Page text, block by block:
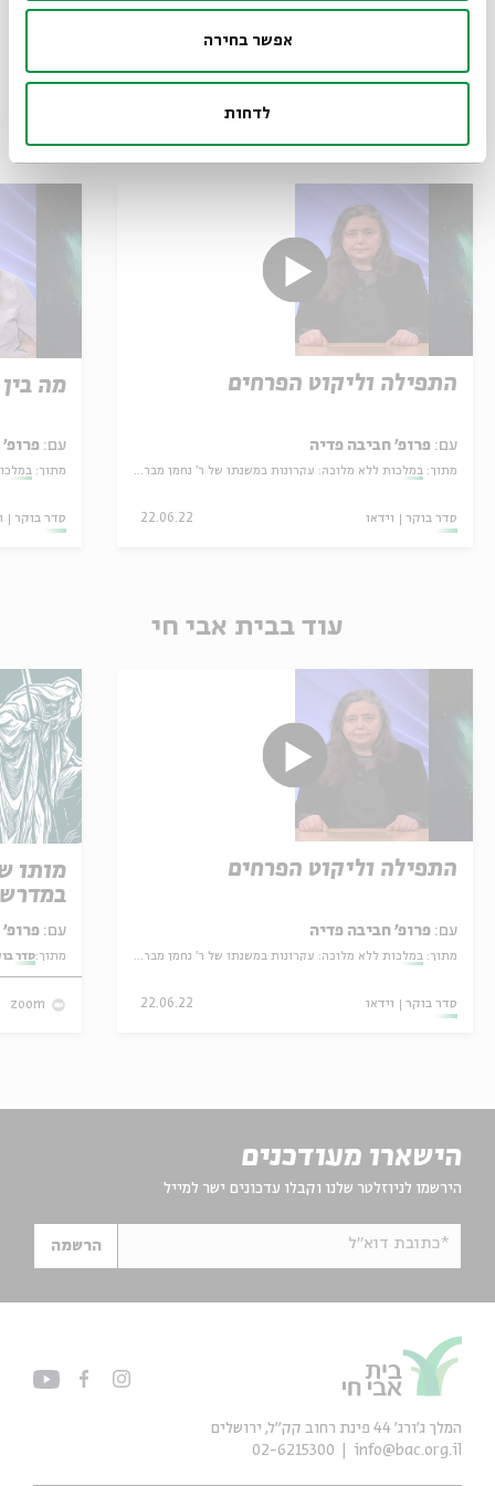
אפשר בחירה
לדחות
התפילה וליקוט הפרחים
עם: פרופ׳ חביבה פדיה
מתוך: במלכות ללא מלוכה: עקרונות במשנתו של ר' נחמן מברסלב
סדר בוקר וידאו 22.06.22
מה
עם:
מתוך:
סדר בוקר
עוד בבית אבי חי
התפילה וליקוט הפרחים
עם: פרופ׳ חביבה פדיה
מתוך: במלכות ללא מלוכה: עקרונות במשנתו של ר' נחמן מברסלב
סדר בוקר וידאו 22.06.22
מותו
עם: פרופ' אביגדור שנאן
מתוך:סדר
zoom
הישארו מעודכנים
הירשמו לניוזלטר שלנו וקבלו עדכונים ישר למייל
*כתובת דוא"ל הרשמה
המלך ג'ורג' 44 פינת רחוב קק״ל, ירושלים
info@bac.org.il
02-6215300